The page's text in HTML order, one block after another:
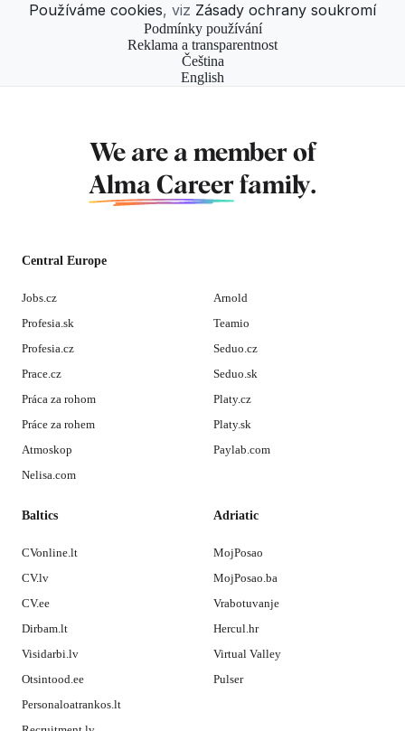
Používáme cookies, viz Zásady ochrany soukromí
Podmínky používání
Reklama a transparentnost
Čeština
English
We are a member of
Alma Career family.
Central Europe
Jobs.cz
Profesia.sk
Profesia.cz
Prace.cz
Práca za rohom
Práce za rohem
Atmoskop
Nelisa.com
Arnold
Teamio
Seduo.cz
Seduo.sk
Platy.cz
Platy.sk
Paylab.com
Baltics
CVonline.lt
CV.lv
CV.ee
Dirbam.lt
Visidarbi.lv
Otsintood.ee
Personaloatrankos.lt
Adriatic
MojPosao
MojPosao.ba
Vrabotuvanje
Hercul.hr
Virtual Valley
Pulser